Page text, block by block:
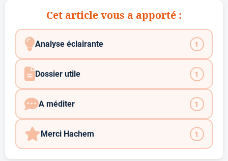
Cet article vous a apporté :
1
Analyse éclairante
1
Dossier utile
1
A méditer
1
Merci Hachem